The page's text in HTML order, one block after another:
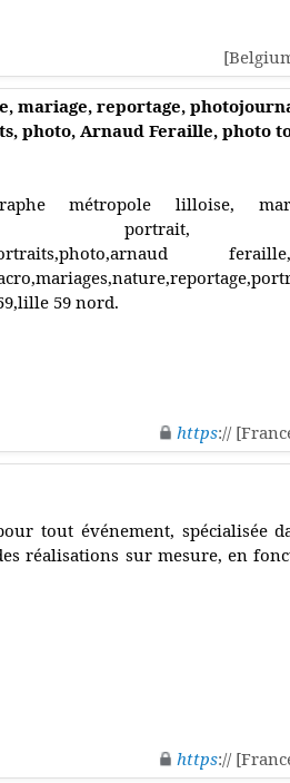
mariage, reportage,
photo, Arnaud Feraille, photo
métropole lilloise,
59 nord.
https://
tout événement, spécialisée
réalisations sur mesure, en
https://